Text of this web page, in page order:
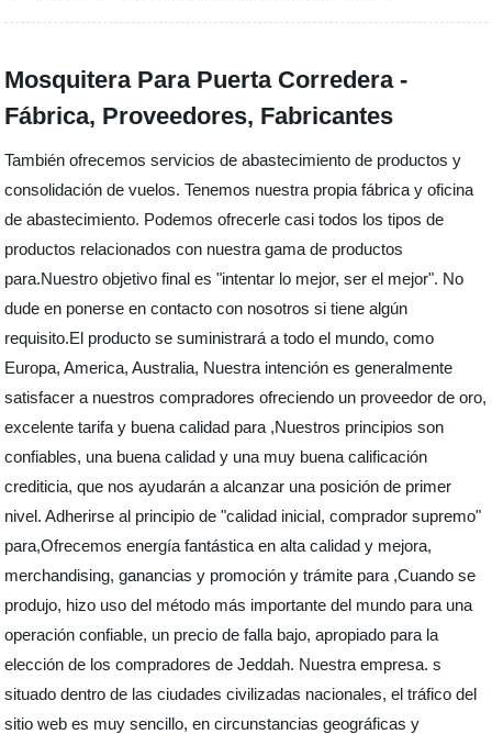
Mosquitera Para Puerta Corredera -
Fábrica, Proveedores, Fabricantes
También ofrecemos servicios de abastecimiento de productos y
consolidación de vuelos. Tenemos nuestra propia fábrica y oficina
de abastecimiento. Podemos ofrecerle casi todos los tipos de
productos relacionados con nuestra gama de productos
para.Nuestro objetivo final es "intentar lo mejor, ser el mejor". No
dude en ponerse en contacto con nosotros si tiene algún
requisito.El producto se suministrará a todo el mundo, como
Europa, America, Australia, Nuestra intención es generalmente
satisfacer a nuestros compradores ofreciendo un proveedor de oro,
excelente tarifa y buena calidad para ,Nuestros principios son
confiables, una buena calidad y una muy buena calificación
crediticia, que nos ayudarán a alcanzar una posición de primer
nivel. Adherirse al principio de "calidad inicial, comprador supremo"
para,Ofrecemos energía fantástica en alta calidad y mejora,
merchandising, ganancias y promoción y trámite para ,Cuando se
produjo, hizo uso del método más importante del mundo para una
operación confiable, un precio de falla bajo, apropiado para la
elección de los compradores de Jeddah. Nuestra empresa. s
situado dentro de las ciudades civilizadas nacionales, el tráfico del
sitio web es muy sencillo, en circunstancias geográficas y